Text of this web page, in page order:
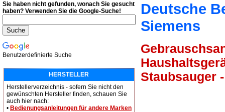
Deutsche
Siemens
Staubsauger
Sie haben nicht gefunden, wonach Sie gesucht
haben? Verwenden Sie die Google-Suche!
Benutzerdefinierte Suche
HERSTELLER
Herstellerverzeichnis - sofern Sie nicht den
gewünschten Hersteller finden, schauen Sie
auch hier nach:
• Bedienungsanleitungen für andere Marken